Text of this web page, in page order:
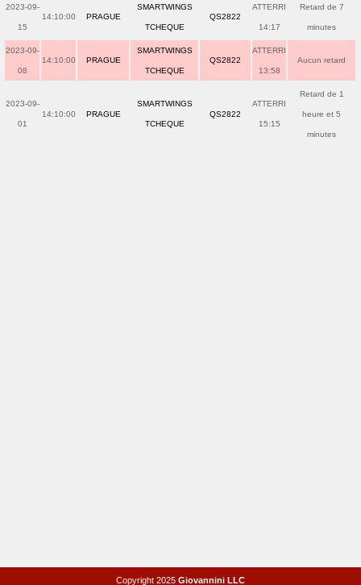
2023-09-
15
14:10:00 PRAGUE
SMARTWINGS
TCHEQUE
QS2822
ATTERRI
14:17
Retard de 7
minutes
2023-09-
08
14:10:00 PRAGUE
SMARTWINGS
TCHEQUE
QS2822
ATTERRI
13:58
Aucun retard
2023-09-
01
14:10:00 PRAGUE
SMARTWINGS
TCHEQUE
QS2822
ATTERRI
15:15
Retard de 1
heure et 5
minutes
Copyright 2025 Giovannini LLC